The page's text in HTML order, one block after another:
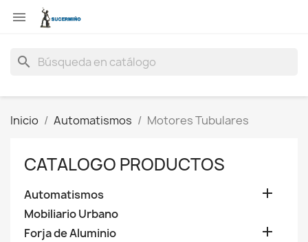

search
Inicio Automatismos Motores Tubulares
CATALOGO PRODUCTOS
Automatismos 
Mobiliario Urbano
Forja de Aluminio
